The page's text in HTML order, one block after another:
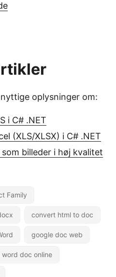
oplysninger om:
i C# .NET
(XLS/XLSX) i C# .NET
billeder i høj kvalitet
Family
convert html to doc
google doc web
word doc online